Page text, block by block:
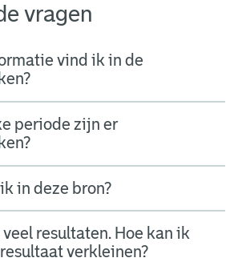
vragen
vind ik in de
periode zijn er
in deze bron?
resultaten. Hoe kan ik
verkleinen?